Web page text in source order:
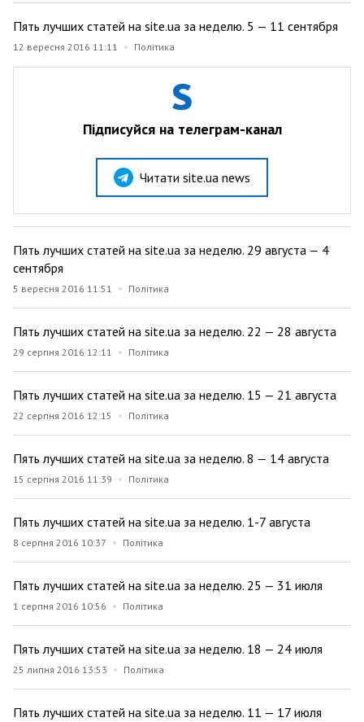
Пять лучших статей на site.ua за неделю. 5 — 11 сентября
12 вересня 2016 11:11 Політика
Підписуйся на телеграм-канал
Читати site.ua news
Пять лучших статей на site.ua за неделю. 29 августа — 4
сентября
5 вересня 2016 11:51 Політика
Пять лучших статей на site.ua за неделю. 22 — 28 августа
29 серпня 2016 12:11 Політика
Пять лучших статей на site.ua за неделю. 15 — 21 августа
22 серпня 2016 12:15 Політика
Пять лучших статей на site.ua за неделю. 8 — 14 августа
15 серпня 2016 11:39 Політика
Пять лучших статей на site.ua за неделю. 1-7 августа
8 серпня 2016 10:37 Політика
Пять лучших статей на site.ua за неделю. 25 — 31 июля
1 серпня 2016 10:56 Політика
Пять лучших статей на site.ua за неделю. 18 — 24 июля
25 липня 2016 13:53 Політика
Пять лучших статей на site.ua за неделю. 11 — 17 июля